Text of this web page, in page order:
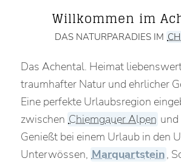
Willkommen im
DAS NATURPARADIES IM
Das Achental. Heimat
traumhafter Natur und ehrlicher
Eine perfekte Urlaubsregion
zwischen Chiemgauer Alpen und
Genießt bei einem Urlaub in den
Unterwössen, Marquartstein,